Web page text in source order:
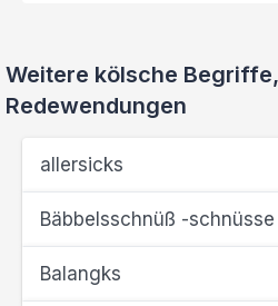
Weitere kölsche
Redewendungen
allersicks
Bäbbelsschnüß -schnüsse
Balangks